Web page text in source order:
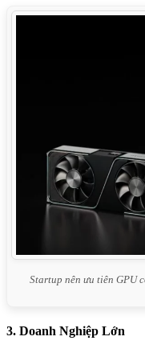
Startup nên ưu tiên GPU
3. Doanh Nghiệp Lớn